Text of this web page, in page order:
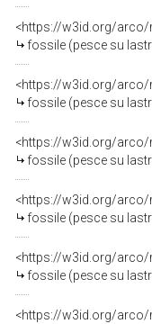
<https://w3id.org/arco/
fossile (pesce su
<https://w3id.org/arco/
fossile (pesce su
<https://w3id.org/arco/
fossile (pesce su
<https://w3id.org/arco/
fossile (pesce su
<https://w3id.org/arco/
fossile (pesce su
<https://w3id.org/arco/